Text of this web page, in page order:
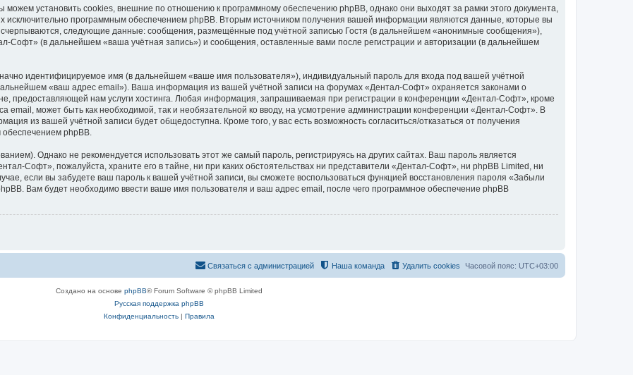
установить cookies, внешние по отношению к программному обеспечению phpBB, однако они выходят за рамки этого документа,
исключительно программным обеспечением phpBB. Вторым источником получения вашей информации являются данные, которые вы
следующие данные: сообщения, размещённые под учётной записью Гостя (в дальнейшем «анонимные сообщения»),
Софт» (в дальнейшем «ваша учётная запись») и сообщения, оставленные вами после регистрации и авторизации (в дальнейшем
идентифицируемое имя (в дальнейшем «ваше имя пользователя»), индивидуальный пароль для входа под вашей учётной
«ваш адрес email»). Ваша информация из вашей учётной записи на форумах «Дентал-Софт» охраняется законами о
предоставляющей нам услуги хостинга. Любая информация, запрашиваемая при регистрации в конференции «Дентал-Софт», кроме
email, может быть как необходимой, так и необязательной ко вводу, на усмотрение администрации конференции «Дентал-Софт». В
из вашей учётной записи будет общедоступна. Кроме того, у вас есть возможность согласиться/отказаться от получения
phpBB.
Однако не рекомендуется использовать этот же самый пароль, регистрируясь на других сайтах. Ваш пароль является
Софт», пожалуйста, храните его в тайне, ни при каких обстоятельствах ни представители «Дентал-Софт», ни phpBB Limited, ни
если вы забудете ваш пароль к вашей учётной записи, вы сможете воспользоваться функцией восстановления пароля «Забыли
Вам будет необходимо ввести ваше имя пользователя и ваш адрес email, после чего программное обеспечение phpBB
Часовой пояс: UTC+03:00
Удалить cookies
Наша команда
Связаться с администрацией
Создано на основе phpBB® Forum Software © phpBB Limited
Русская поддержка phpBB
Конфиденциальность| Правила